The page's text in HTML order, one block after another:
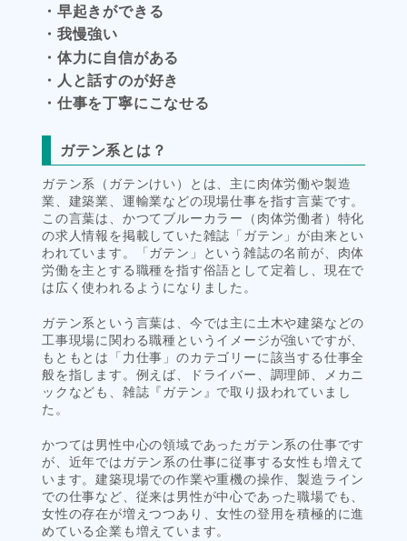
・早起きができる
・我慢強い
・体力に自信がある
・人と話すのが好き
・仕事を丁寧にこなせる
ガテン系とは？
ガテン系（ガテンけい）とは、主に肉体労働や製造
業、建築業、運輸業などの現場仕事を指す言葉です。
この言葉は、かつてブルーカラー（肉体労働者）特化
の求人情報を掲載していた雑誌「ガテン」が由来とい
われています。「ガテン」という雑誌の名前が、肉体
労働を主とする職種を指す俗語として定着し、現在で
は広く使われるようになりました。
ガテン系という言葉は、今では主に土木や建築などの
工事現場に関わる職種というイメージが強いですが、
もともとは「力仕事」のカテゴリーに該当する仕事全
般を指します。例えば、ドライバー、調理師、メカニ
ックなども、雑誌『ガテン』で取り扱われていまし
た。
かつては男性中心の領域であったガテン系の仕事です
が、近年ではガテン系の仕事に従事する女性も増えて
います。建築現場での作業や重機の操作、製造ライン
での仕事など、従来は男性が中心であった職場でも、
女性の存在が増えつつあり、女性の登用を積極的に進
めている企業も増えています。